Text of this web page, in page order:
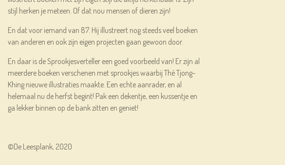
stijl herken je meteen. Of dat nou mensen of dieren zijn!
En dat voor iemand van 87. Hij illustreert nog steeds veel boeken
van anderen en ook zijn eigen projecten gaan gewoon door.
En daar is de Sprookjesverteller een goed voorbeeld van! Er zijn al
meerdere boeken verschenen met sprookjes waarbij Thé Tjong-
Khing nieuwe illustraties maakte. Een echte aanrader, en al
helemaal nu de herfst begint! Pak een dekentje, een kussentje en
ga lekker binnen op de bank zitten en geniet!
©De Leesplank, 2020